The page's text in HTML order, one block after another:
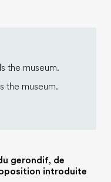
the museum.
the museum.
gerondif, de
introduite